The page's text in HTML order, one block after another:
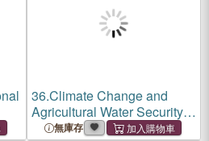
36.Climate Change and
Agricultural Water Security
in Punjab, Pakistan
無庫存